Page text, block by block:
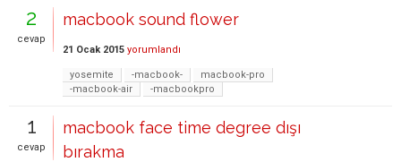
2
cevap
macbook sound flower
21 Ocak 2015 yorumlandı
yosemite -macbook-
macbook-pro
-macbook-air
-macbookpro
1
cevap
macbook face time degree dışı
bırakma